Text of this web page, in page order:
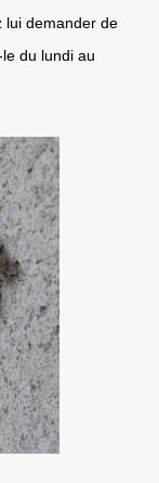
lui demander de
du lundi au